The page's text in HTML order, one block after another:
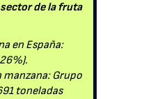
de la fruta
en España:
Grupo
toneladas